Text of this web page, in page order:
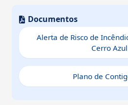
Documentos
Alerta de Risco de
Cerro Azul
Plano de